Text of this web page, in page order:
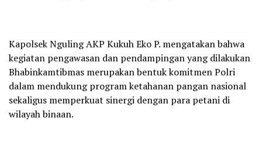
Kapolsek Nguling AKP Kukuh Eko P. mengatakan bahwa
kegiatan pengawasan dan pendampingan yang dilakukan
Bhabinkamtibmas merupakan bentuk komitmen Polri
dalam mendukung program ketahanan pangan nasional
sekaligus memperkuat sinergi dengan para petani di
wilayah binaan.